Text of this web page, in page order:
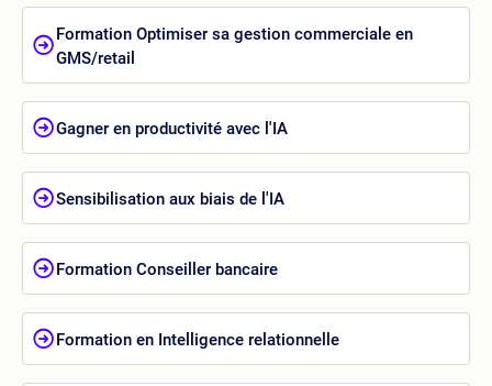
Formation Optimiser sa gestion commerciale en
GMS/retail
Gagner en productivité avec l'IA
Sensibilisation aux biais de l'IA
Formation Conseiller bancaire
Formation en Intelligence relationnelle